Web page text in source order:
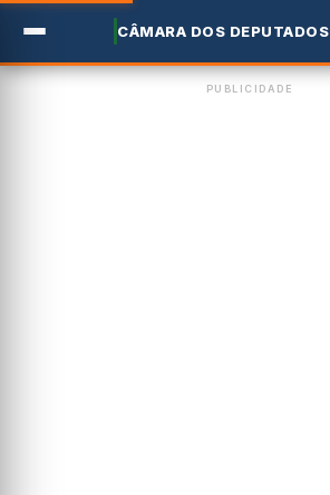
CÂMARA DOS DEPUTADOS
PUBLICIDADE